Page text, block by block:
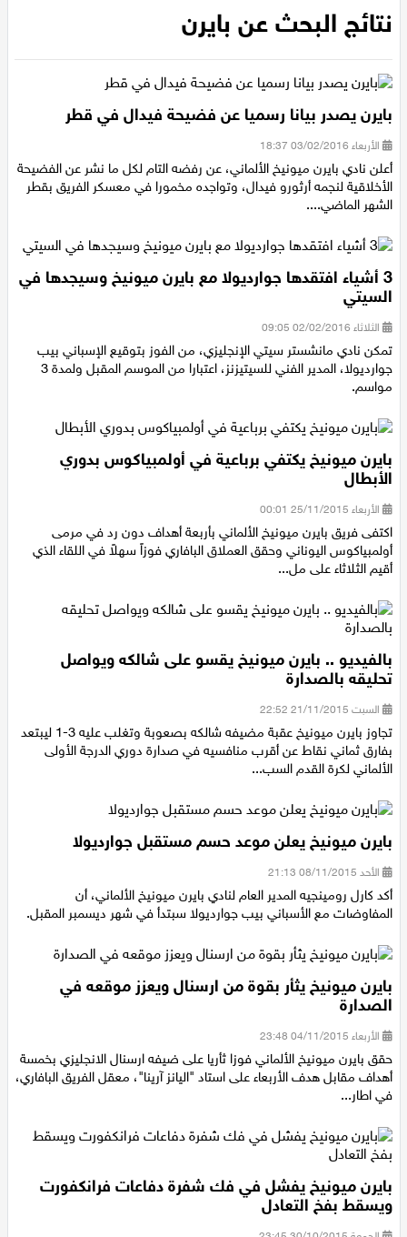
دير حنا
سخنين
عرابة
اخبار عالمية
رياضة
رياضة محلية
رياضة عالمية
تقارير خاصة
اقتصاد
مقالات
مطبخ
صحة وطب
مجلة الحمرا
جمال وازياء
تكنولوجيا
فن
ستوديو انتخابات 2022
نتائج البحث عن بايرن
بايرن يصدر بيانا رسميا عن فضيحة فيدال في قطر
الأربعاء 03/02/2016 18:37
أعلن نادي بايرن ميونيخ الألماني، عن رفضه التام لكل ما نشر عن الفضيحة
الأخلاقية لنجمه أرثورو فيدال، وتواجده مخمورا في معسكر الفريق بقطر
3 أشياء افتقدها جوارديولا مع بايرن ميونيخ وسيجدها في
السيتي
الثلاثاء 02/02/2016 09:05
تمكن نادي مانشستر سيتي الإنجليزي، من الفوز بتوقيع الإسباني بيب
بايرن ميونيخ يكتفي برباعية في أولمبياكوس بدوري
الأبطال
الأربعاء 25/11/2015 00:01
اكتفى فريق بايرن ميونيخ الألماني بأربعة أهداف دون رد في مرمى
أولمبياكوس اليوناني وحقق العملاق البافاري فوزاً سهلاً في اللقاء الذي
بالفيديو .. بايرن ميونيخ يقسو على شالكه ويواصل
تحليقه بالصدارة
السبت 21/11/2015 22:52
تجاوز بايرن ميونيخ عقبة مضيفه شالكه بصعوبة وتغلب عليه 3-1 ليبتعد
بفارق ثماني نقاط عن أقرب منافسيه في صدارة دوري الدرجة الأولى
بايرن ميونيخ يعلن موعد حسم مستقبل جوارديولا
الأحد 08/11/2015 21:13
أكد كارل رومينجيه المدير العام لنادي بايرن ميونيخ الألماني، أن
بايرن ميونيخ يثأر بقوة من ارسنال ويعزز موقعه في
الصدارة
الأربعاء 04/11/2015 23:48
حقق بايرن ميونيخ الألماني فوزا ثأريا على ضيفه ارسنال الانجليزي بخمسة
أهداف مقابل هدف الأربعاء على استاد "اليانز آرينا"، معقل الفريق البافاري،
بايرن ميونيخ يفشل في فك شفرة دفاعات فرانكفورت
ويسقط بفخ التعادل